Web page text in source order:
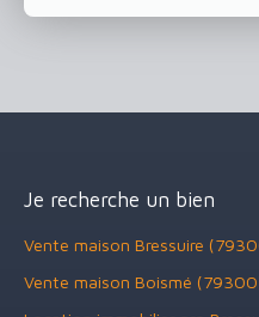
Je recherche un bien
Vente maison Bressuire
Vente maison Boismé